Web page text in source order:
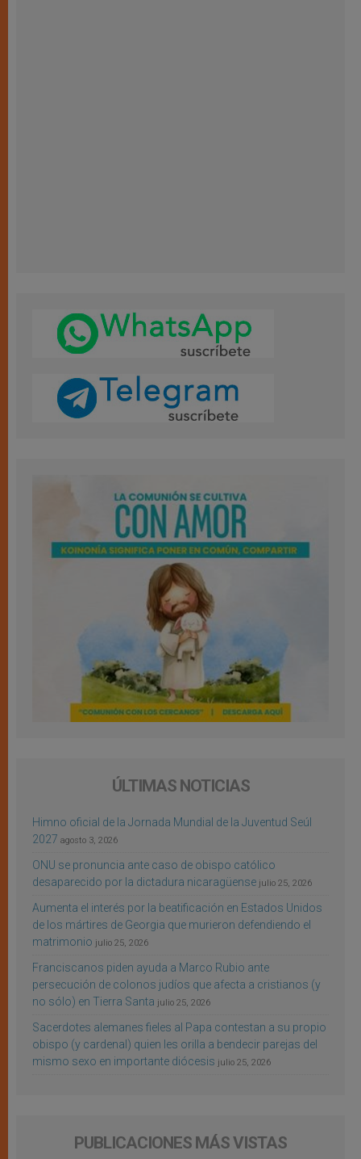
ÚLTIMAS NOTICIAS
Himno oficial de la Jornada Mundial de la Juventud Seúl
2027 agosto 3, 2026
ONU se pronuncia ante caso de obispo católico
desaparecido por la dictadura nicaragüense julio 25, 2026
Aumenta el interés por la beatificación en Estados Unidos
de los mártires de Georgia que murieron defendiendo el
matrimonio julio 25, 2026
Franciscanos piden ayuda a Marco Rubio ante
persecución de colonos judíos que afecta a cristianos (y
no sólo) en Tierra Santa julio 25, 2026
Sacerdotes alemanes fieles al Papa contestan a su propio
obispo (y cardenal) quien les orilla a bendecir parejas del
mismo sexo en importante diócesis julio 25, 2026
PUBLICACIONES MÁS VISTAS